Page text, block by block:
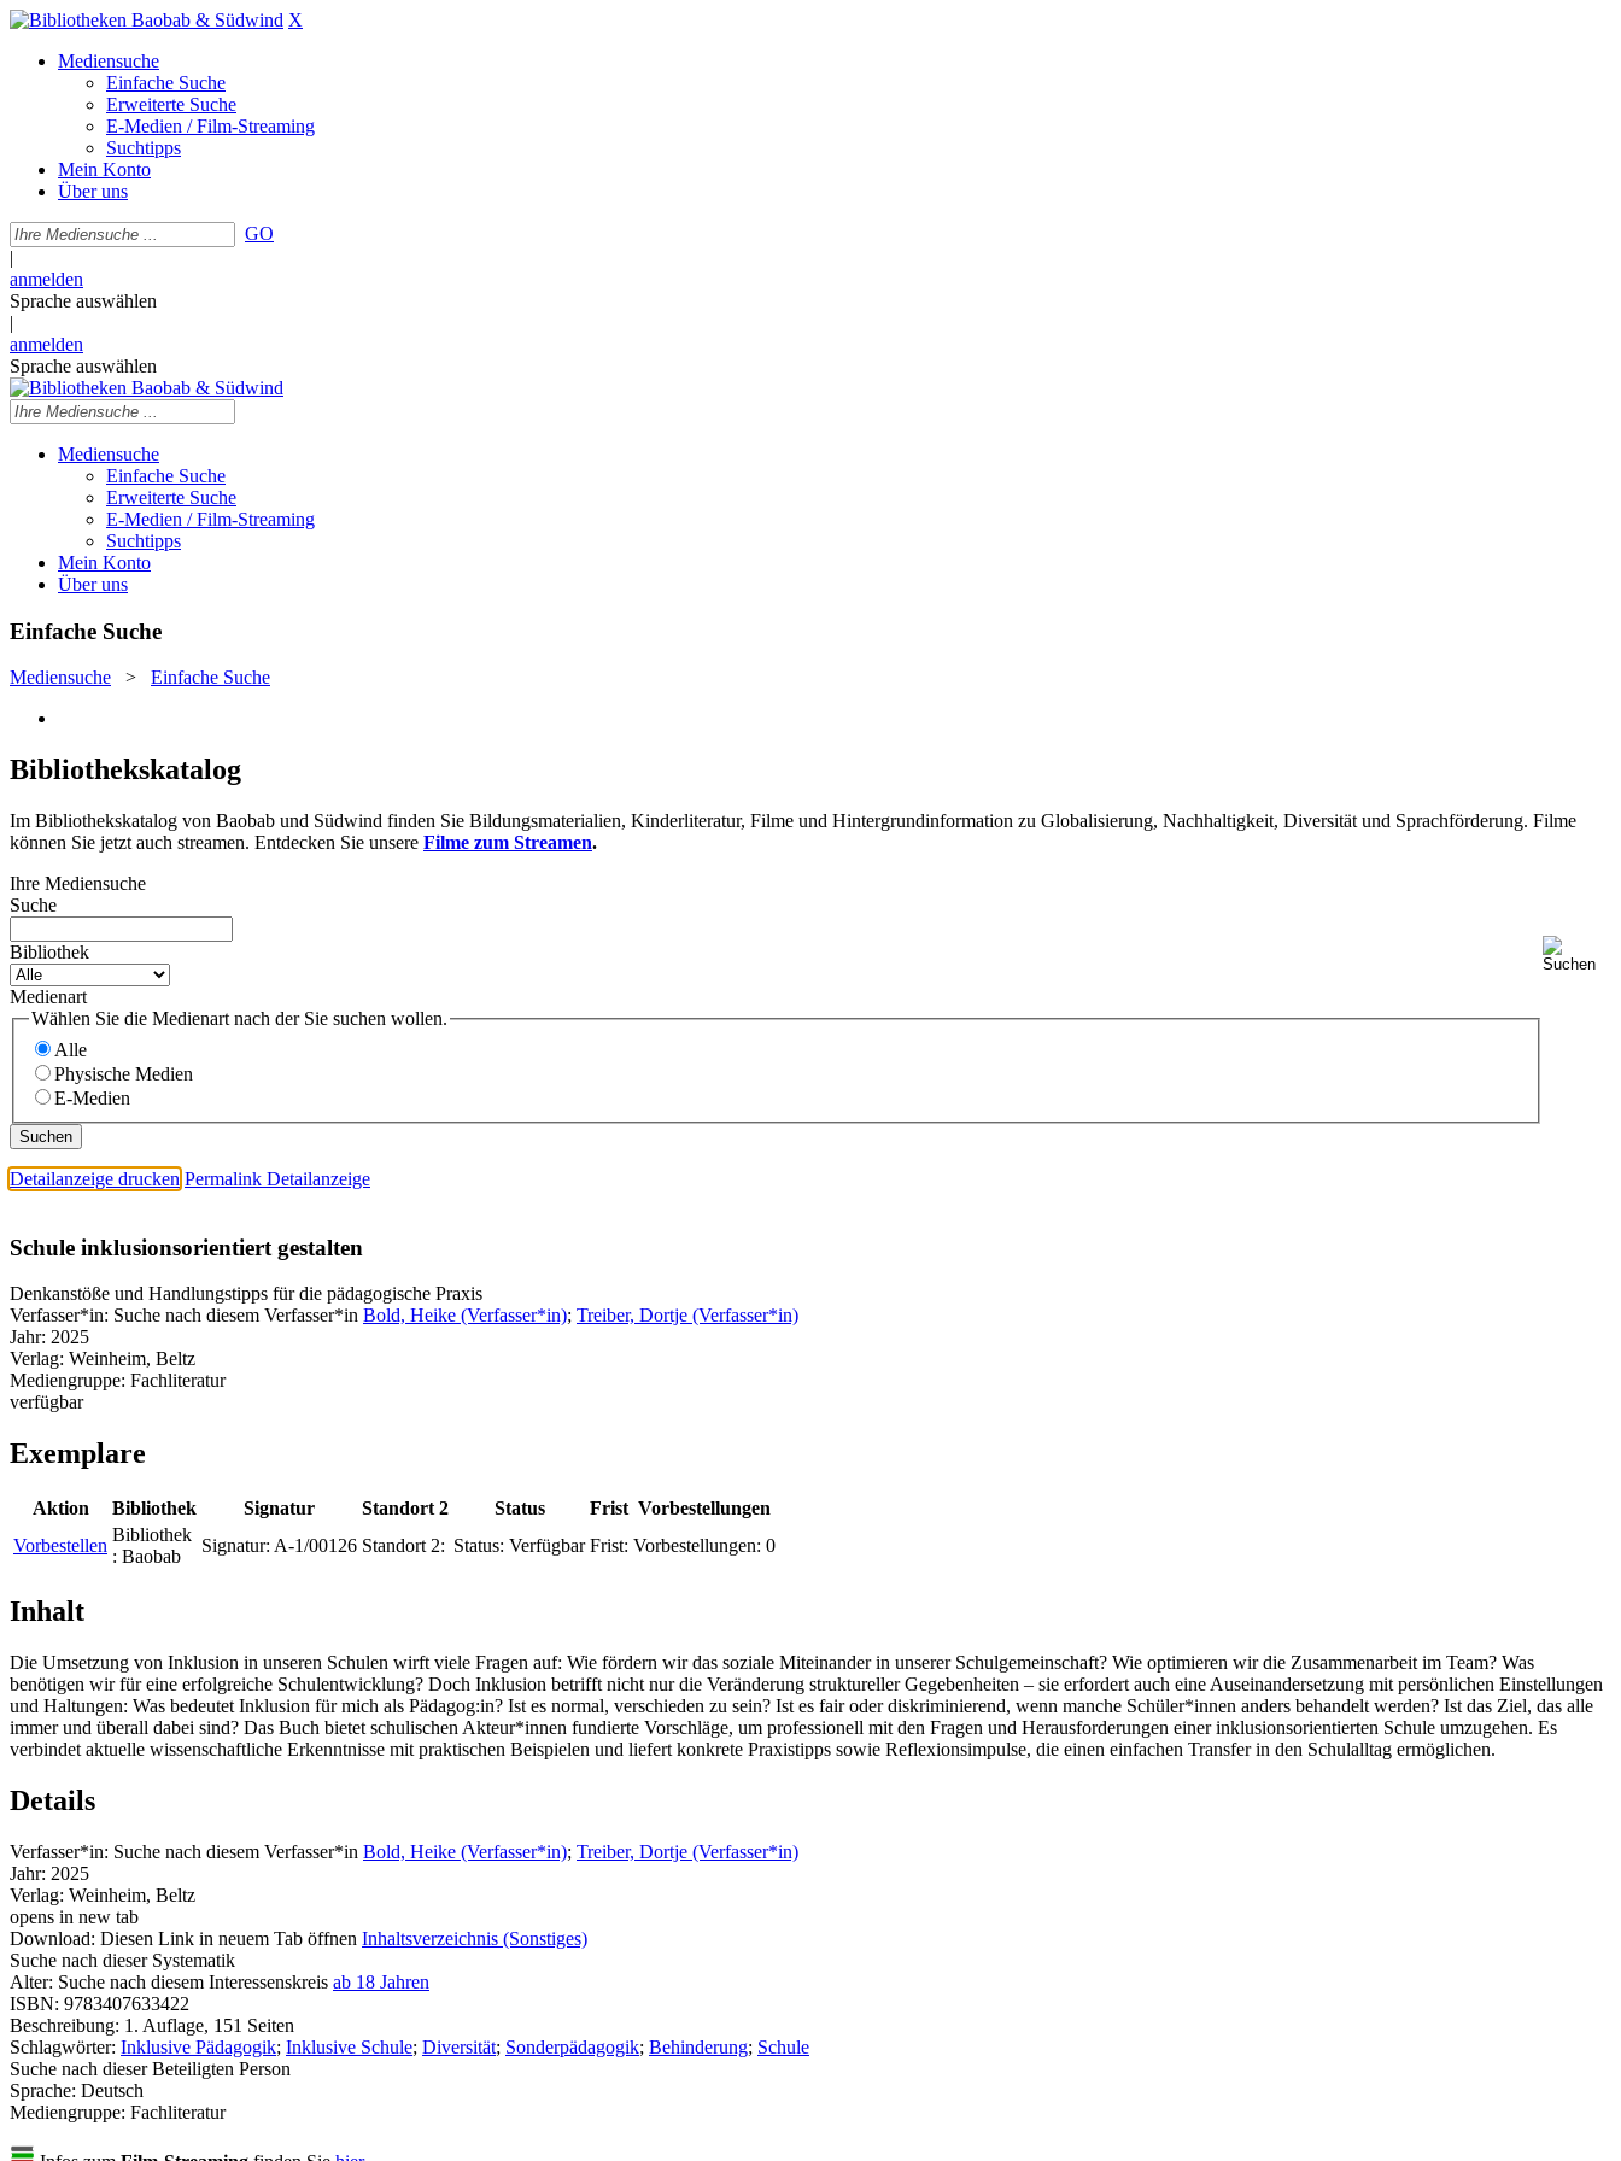
X
Mediensuche
Einfache Suche
Erweiterte Suche
E-Medien / Film-Streaming
Suchtipps
Mein Konto
Über uns
GO
|
anmelden
Sprache auswählen
|
anmelden
Sprache auswählen
Mediensuche
Einfache Suche
Erweiterte Suche
E-Medien / Film-Streaming
Suchtipps
Mein Konto
Über uns
Einfache Suche
Mediensuche > Einfache Suche
Bibliothekskatalog
Im Bibliothekskatalog von Baobab und Südwind finden Sie Bildungsmaterialien, Kinderliteratur, Filme und Hintergrundinformation zu Globalisierung, Nachhaltigkeit, Diversität und Sprachförderung. Filme
können Sie jetzt auch streamen. Entdecken Sie unsere Filme zum Streamen.
Ihre Mediensuche
Suche
Bibliothek
Medienart
Wählen Sie die Medienart nach der Sie suchen wollen.
Alle
Physische Medien
E-Medien
Detailanzeige drucken Permalink Detailanzeige
Schule inklusionsorientiert gestalten
Denkanstöße und Handlungstipps für die pädagogische Praxis
Verfasser*in: Suche nach diesem Verfasser*in Bold, Heike (Verfasser*in); Treiber, Dortje (Verfasser*in)
Jahr: 2025
Verlag: Weinheim, Beltz
Mediengruppe: Fachliteratur
verfügbar
Exemplare
Aktion Bibliothek Signatur Standort 2 Status Frist Vorbestellungen
Vorbestellen
Bibliothek
: Baobab
Signatur: A-1/00126 Standort 2: Status: Verfügbar Frist: Vorbestellungen: 0
Inhalt
Die Umsetzung von Inklusion in unseren Schulen wirft viele Fragen auf: Wie fördern wir das soziale Miteinander in unserer Schulgemeinschaft? Wie optimieren wir die Zusammenarbeit im Team? Was
benötigen wir für eine erfolgreiche Schulentwicklung? Doch Inklusion betrifft nicht nur die Veränderung struktureller Gegebenheiten – sie erfordert auch eine Auseinandersetzung mit persönlichen Einstellungen
und Haltungen: Was bedeutet Inklusion für mich als Pädagog:in? Ist es normal, verschieden zu sein? Ist es fair oder diskriminierend, wenn manche Schüler*innen anders behandelt werden? Ist das Ziel, das alle
immer und überall dabei sind? Das Buch bietet schulischen Akteur*innen fundierte Vorschläge, um professionell mit den Fragen und Herausforderungen einer inklusionsorientierten Schule umzugehen. Es
verbindet aktuelle wissenschaftliche Erkenntnisse mit praktischen Beispielen und liefert konkrete Praxistipps sowie Reflexionsimpulse, die einen einfachen Transfer in den Schulalltag ermöglichen.
Details
Verfasser*in: Suche nach diesem Verfasser*in Bold, Heike (Verfasser*in); Treiber, Dortje (Verfasser*in)
Jahr: 2025
Verlag: Weinheim, Beltz
opens in new tab
Download: Diesen Link in neuem Tab öffnen Inhaltsverzeichnis (Sonstiges)
Suche nach dieser Systematik
Alter: Suche nach diesem Interessenskreis ab 18 Jahren
ISBN: 9783407633422
Beschreibung: 1. Auflage, 151 Seiten
Schlagwörter: Inklusive Pädagogik; Inklusive Schule; Diversität; Sonderpädagogik; Behinderung; Schule
Suche nach dieser Beteiligten Person
Sprache: Deutsch
Mediengruppe: Fachliteratur